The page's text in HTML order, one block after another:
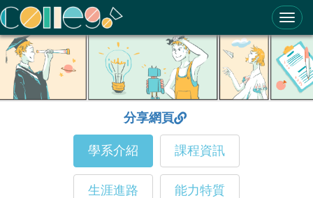
ColleGo! 大學選才與高中育才輔助系統
分享網頁
學系介紹 課程資訊
生涯進路 能力特質